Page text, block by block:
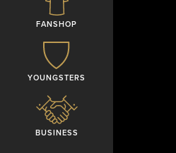
FANSHOP
YOUNGSTERS
BUSINESS